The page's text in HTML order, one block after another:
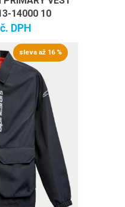
14000 10
DPH
sleva až 16 %